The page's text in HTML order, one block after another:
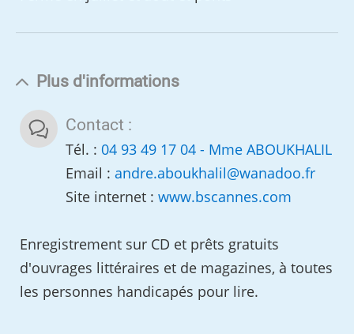
Plus d'informations
Contact :
Tél. : 04 93 49 17 04 - Mme ABOUKHALIL
Email :andre.aboukhalil@wanadoo.fr
Site internet :www.bscannes.com
Enregistrement sur CD et prêts gratuits
d'ouvrages littéraires et de magazines, à toutes
les personnes handicapés pour lire.